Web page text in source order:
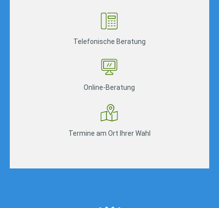
Telefonische Beratung
Online-Beratung
Termine am Ort Ihrer Wahl